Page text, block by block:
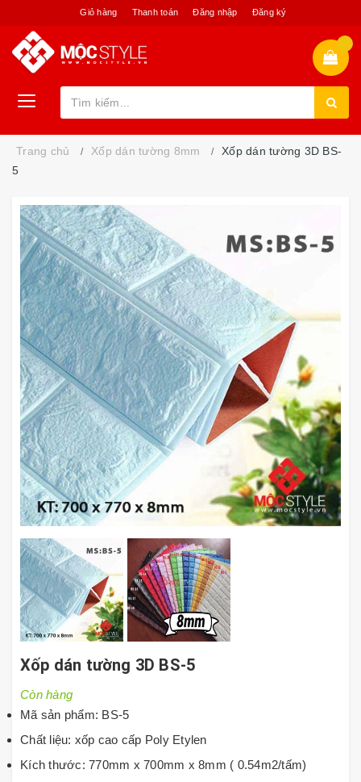
Giỏ hàng Thanh toán Đăng nhập Đăng ký
Trang chủ Xốp dán tường 8mm
Xốp dán tường 3D BS-
5
Xốp dán tường 3D BS-5
Còn hàng
Mã sản phẩm: BS-5
Chất liệu: xốp cao cấp Poly Etylen
Kích thước: 770mm x 700mm x 8mm ( 0.54m2/tấm)